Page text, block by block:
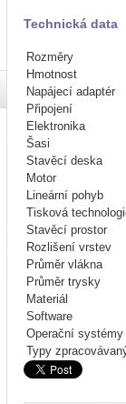
Technická data
Rozměry
Hmotnost
Napájecí adaptér
Připojení
Elektronika
Šasi
Stavěcí deska
Motor
Lineární pohyb
Tisková
Stavěcí prostor
Rozlišení vrstev
Průměr vlákna
Průměr trysky
Materiál
Software
Operační systémy
Typy